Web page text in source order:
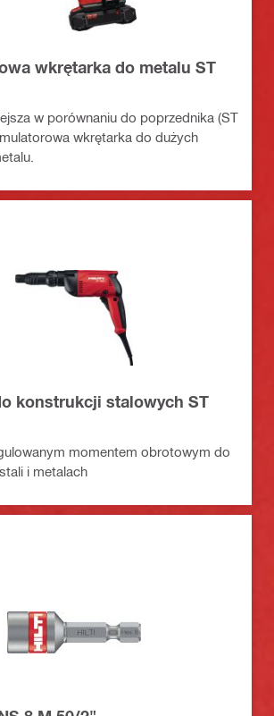
wkrętarka do metalu ST
w porównaniu do poprzednika (ST
wkrętarka do dużych
konstrukcji stalowych ST
momentem obrotowym do
i metalach